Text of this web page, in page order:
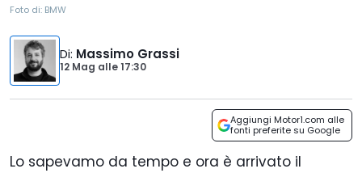
Foto di: BMW
Di: Massimo Grassi
12 Mag alle17:30
Aggiungi Motor1.com alle
fonti preferite su Google
Lo sapevamo da tempo e ora è arrivato il